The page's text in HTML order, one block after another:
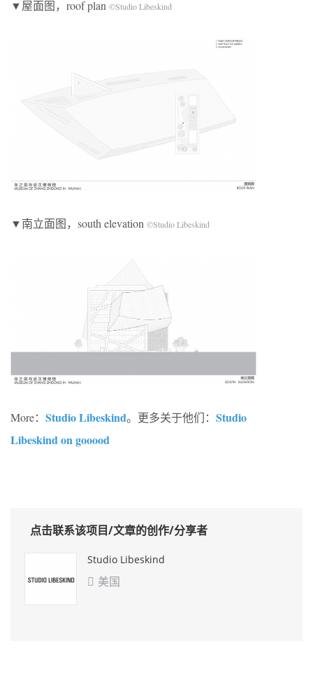
▼屋面图，roof plan ©Studio Libeskind
▼南立面图，south elevation ©Studio Libeskind
More： Studio Libeskind。更多关于他们： Studio
Libeskind on gooood
点击联系该项目/文章的创作/分享者
Studio Libeskind
 美国